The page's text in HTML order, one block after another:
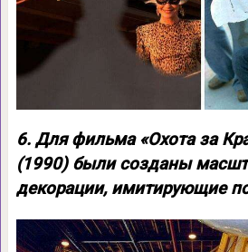
6. Для фильма «Охота за
(1990) были созданы
декорации, имитирующие